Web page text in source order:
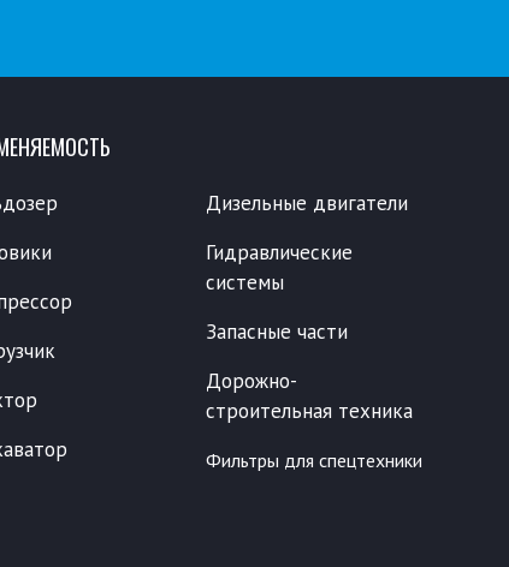
Дизельные двигатели
Гидравлические
системы
Запасные части
Дорожно-
строительная техника
Фильтры для спецтехники